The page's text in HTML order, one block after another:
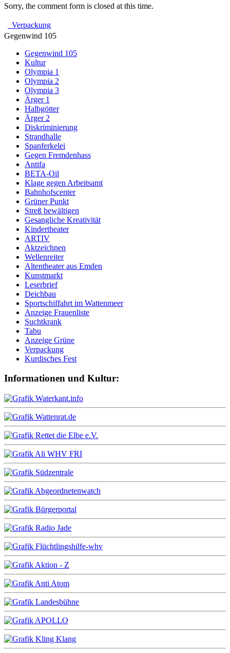
Sorry, the comment form is closed at this time.
Verpackung
Gegenwind 105
Gegenwind 105
Kultur
Olympia 1
Olympia 2
Olympia 3
Ärger 1
Halbgötter
Ärger 2
Diskriminierung
Strandhalle
Spanferkelei
Gegen Fremdenhass
Antifa
BETA-Oil
Klage gegen Arbeitsamt
Bahnhofscenter
Grüner Punkt
Streß bewältigen
Gesangliche Kreativität
Kindertheater
ARTIV
Aktzeichnen
Wellenreiter
Altentheater aus Emden
Kunstmarkt
Leserbrief
Deichbau
Sportschiffahrt im Wattenmeer
Anzeige Frauenliste
Suchtkrank
Tabu
Anzeige Grüne
Verpackung
Kurdisches Fest
Informationen und Kultur: